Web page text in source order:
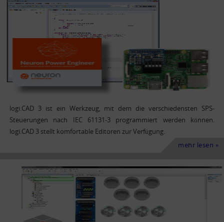
logi.CAD 3 ist ein Werkzeug, mit dem die verschiedensten SPS-
Steuerungen nach IEC 61131-3 programmiert werden können.
logi.CAD 3 stellt komfortable Editoren zur Verfügung.
mehr lesen »